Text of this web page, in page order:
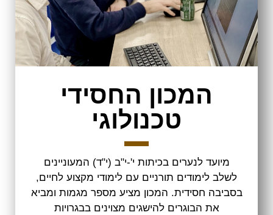
המכון החסידי
טכנולוגי
מיועד לנערים בכיתות י'-י"ב (י"ד) המעוניינים
לשלב לימודים תורניים עם לימודי מקצוע לחיים,
בסביבה חסידית. המכון מציע מספר מגמות ומביא
את הבוגרים להישגים מצוינים בבגרויות